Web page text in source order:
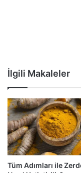
İlgili Makaleler
Tüm Adımları ile